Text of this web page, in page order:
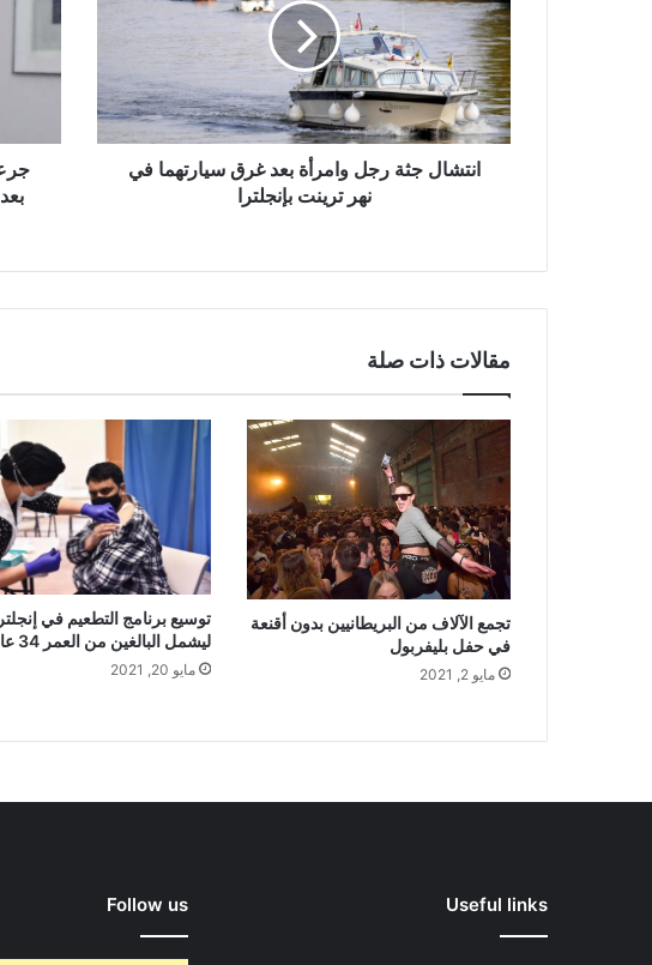
وامرأة
بعد
غرق
سيارتهما
في
نهر
ترينتانتشال جثة رجل وامرأة بعد غرق سيارتهما في
نهر ترينت بإنجلترا
بعد
مقالات ذات صلة
تجمع الآلاف من البريطانيين بدون أقنعة
في حفل بليفربول
مايو 2, 2021
توسيع برنامج التطعيم في إنجلترا
ليشمل البالغين من العمر 34 عاما
مايو 20, 2021
Useful links
Follow us